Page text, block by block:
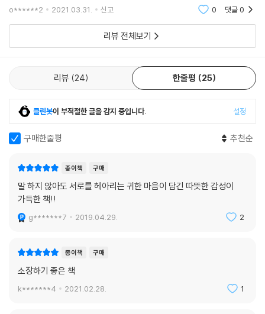
로하는 예쁜 동화. 오늘 밤 우리 아이의 꿈에도 토끼가 별낚시를 내려주
o******2 2021.03.31. 신고 0 댓글0
리뷰 전체보기
리뷰 24 한줄평 25
클린봇이 부적절한 글을 감지 중입니다. 설정
구매한줄평 추천순
종이책 구매
말 하지 않아도 서로를 헤아리는 귀한 마음이 담긴 따뜻한 감성이
가득한 책!!
g*******7 2019.04.29. 2
종이책 구매
소장하기 좋은 책
k*******4 2021.02.28. 1